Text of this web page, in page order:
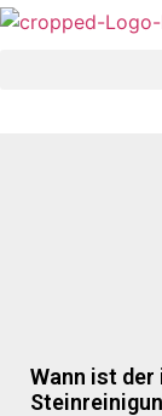
Wann ist